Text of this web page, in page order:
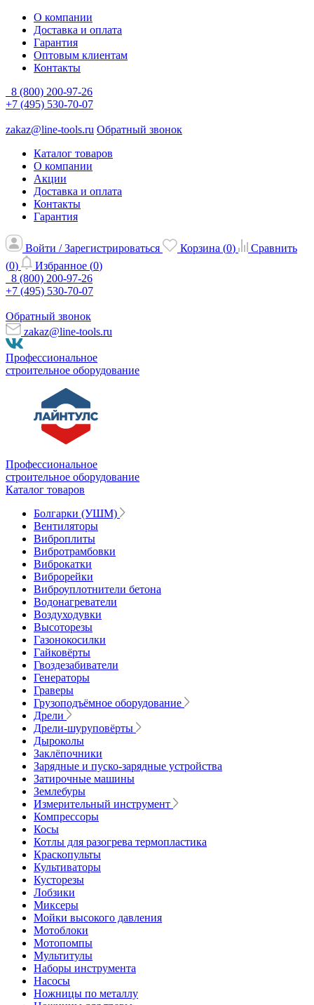
О компании
Доставка и оплата
Гарантия
Оптовым клиентам
Контакты
8 (800) 200-97-26
+7 (495) 530-70-07
zakaz@line-tools.ru Обратный звонок
Каталог товаров
О компании
Акции
Доставка и оплата
Контакты
Гарантия
Войти / Зарегистрироваться Корзина (0)
Сравнить
(0) Избранное (0)
8 (800) 200-97-26
+7 (495) 530-70-07
Обратный звонок
zakaz@line-tools.ru
Профессиональное
строительное оборудование
Профессиональное
строительное оборудование
Каталог товаров
Болгарки (УШМ)
Вентиляторы
Виброплиты
Вибротрамбовки
Виброкатки
Виброрейки
Виброуплотнители бетона
Водонагреватели
Воздуходувки
Высоторезы
Газонокосилки
Гайковёрты
Гвоздезабиватели
Генераторы
Граверы
Грузоподъёмное оборудование
Дрели
Дрели-шуруповёрты
Дыроколы
Заклёпочники
Зарядные и пуско-зарядные устройства
Затирочные машины
Землебуры
Измерительный инструмент
Компрессоры
Косы
Котлы для разогрева термопластика
Краскопульты
Культиваторы
Кусторезы
Лобзики
Миксеры
Мойки высокого давления
Мотоблоки
Мотопомпы
Мультитулы
Наборы инструмента
Насосы
Ножницы по металлу